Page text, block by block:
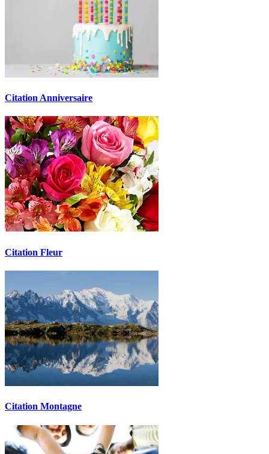
Citation Anniversaire
Citation Fleur
Citation Montagne